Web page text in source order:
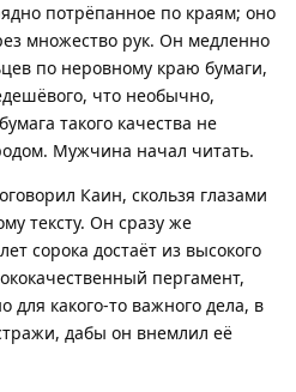
потрёпанное по краям; оно
множество рук. Он медленно
по неровному краю бумаги,
что необычно,
такого качества не
Мужчина начал читать.
Каин, скользя глазами
тексту. Он сразу же
сорока достаёт из высокого
пергамент,
какого-то важного дела, в
дабы он внемлил её